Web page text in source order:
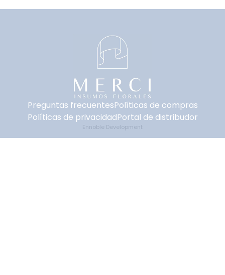
Preguntas frecuentesPolíticas de compras
Políticas de privacidadPortal de distribudor
Ennoble Development